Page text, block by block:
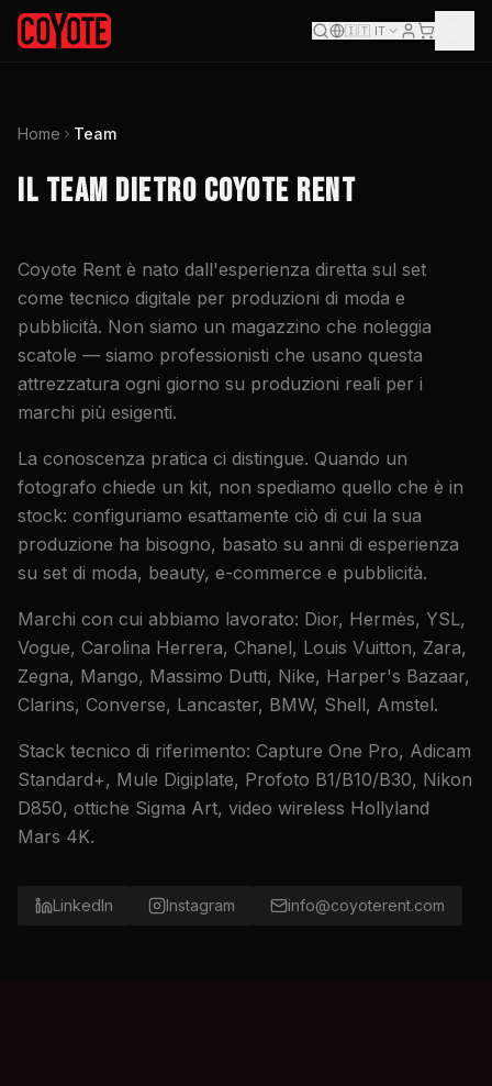
🇮🇹 IT
Home Team
IL TEAM DIETRO COYOTE RENT
Coyote Rent è nato dall'esperienza diretta sul set
come tecnico digitale per produzioni di moda e
pubblicità. Non siamo un magazzino che noleggia
scatole — siamo professionisti che usano questa
attrezzatura ogni giorno su produzioni reali per i
marchi più esigenti.
La conoscenza pratica ci distingue. Quando un
fotografo chiede un kit, non spediamo quello che è in
stock: configuriamo esattamente ciò di cui la sua
produzione ha bisogno, basato su anni di esperienza
su set di moda, beauty, e-commerce e pubblicità.
Marchi con cui abbiamo lavorato: Dior, Hermès, YSL,
Vogue, Carolina Herrera, Chanel, Louis Vuitton, Zara,
Zegna, Mango, Massimo Dutti, Nike, Harper's Bazaar,
Clarins, Converse, Lancaster, BMW, Shell, Amstel.
Stack tecnico di riferimento: Capture One Pro, Adicam
Standard+, Mule Digiplate, Profoto B1/B10/B30, Nikon
D850, ottiche Sigma Art, video wireless Hollyland
Mars 4K.
LinkedIn Instagram info@coyoterent.com